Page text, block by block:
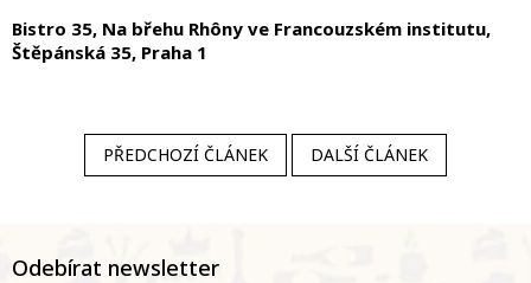
Bistro 35, Na břehu Rhôny ve Francouzském institutu,
Štěpánská 35, Praha 1
PŘEDCHOZÍ ČLÁNEK DALŠÍ ČLÁNEK
Odebírat newsletter